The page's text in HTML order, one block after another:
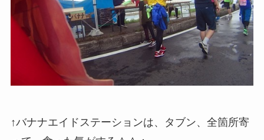
↑バナナエイドステーションは、タブン、全箇所寄